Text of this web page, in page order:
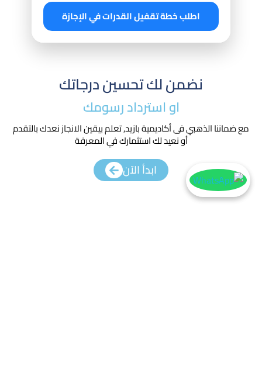
اطلب خطة تقفيل القدرات في الإجازة
نضمن لك تحسين درجاتك
او استرداد رسومك​
مع ضماننا الذهبي فى أكاديمية بازيد, تعلم بيقين الانجاز نعدك بالتقدم
أو نعيد لك استثمارك في المعرفة
ابدأ الآن